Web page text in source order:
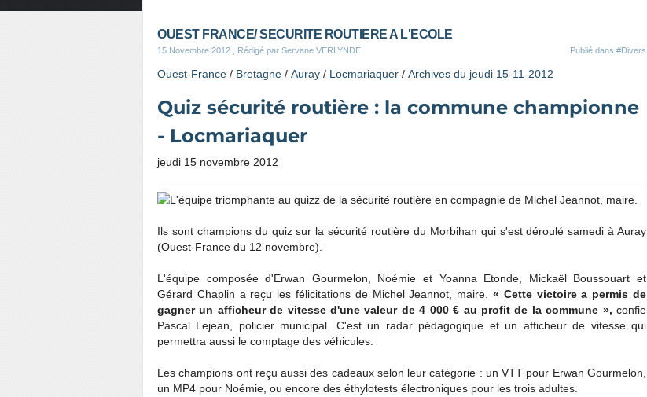
OUEST FRANCE/ SECURITE ROUTIERE A L'ECOLE
15 Novembre 2012 , Rédigé par Servane VERLYNDE Publié dans #Divers
Ouest-France / Bretagne / Auray / Locmariaquer / Archives du jeudi 15-11-2012
Quiz sécurité routière : la commune championne
- Locmariaquer
jeudi 15 novembre 2012
Ils sont champions du quiz sur la sécurité routière du Morbihan qui s'est déroulé samedi à Auray
(Ouest-France du 12 novembre).
L'équipe composée d'Erwan Gourmelon, Noémie et Yoanna Etonde, Mickaël Boussouart et
Gérard Chaplin a reçu les félicitations de Michel Jeannot, maire. « Cette victoire a permis de
gagner un afficheur de vitesse d'une valeur de 4 000 € au profit de la commune », confie
Pascal Lejean, policier municipal. C'est un radar pédagogique et un afficheur de vitesse qui
permettra aussi le comptage des véhicules.
Les champions ont reçu aussi des cadeaux selon leur catégorie : un VTT pour Erwan Gourmelon,
un MP4 pour Noémie, ou encore des éthylotests électroniques pour les trois adultes.